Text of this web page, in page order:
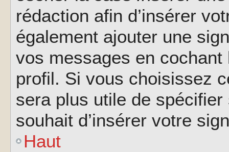
rédaction afin d’insérer
également ajouter une
vos messages en
profil. Si vous choisissez
sera plus utile de
souhait d’insérer votre
Haut